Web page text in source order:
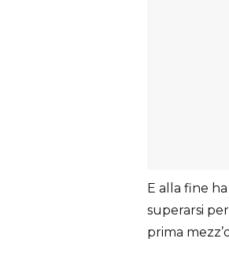
E alla fine
superarsi
prima